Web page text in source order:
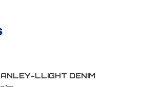
LLIGHT DENIM